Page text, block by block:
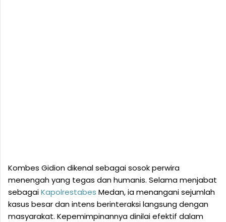
Kombes Gidion dikenal sebagai sosok perwira
menengah yang tegas dan humanis. Selama menjabat
sebagaiKapolrestabes Medan, ia menangani sejumlah
kasus besar dan intens berinteraksi langsung dengan
masyarakat. Kepemimpinannya dinilai efektif dalam